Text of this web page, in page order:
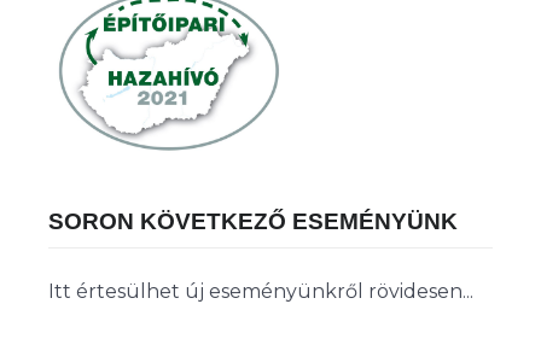
SORON KÖVETKEZŐ ESEMÉNYÜNK
Itt értesülhet új eseményünkről rövidesen...